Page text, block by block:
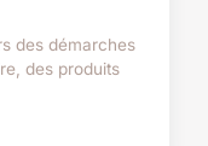
des démarches
des produits